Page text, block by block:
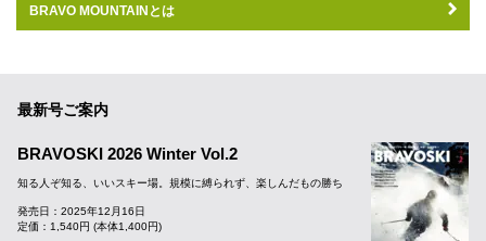
BRAVO MOUNTAINとは
最新号ご案内
BRAVOSKI 2026 Winter Vol.2
知る人ぞ知る、いいスキー場。規模に縛られず、楽しんだもの勝ち
発売日：2025年12月16日
定価：1,540円 (本体1,400円)